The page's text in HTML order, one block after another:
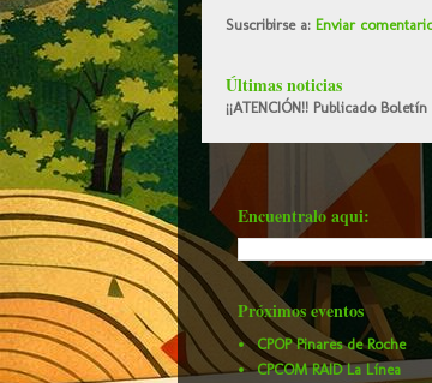
Suscribirse a: Enviar
Últimas noticias
¡¡ATENCIÓN!! Publicado
Encuentralo aqui:
Próximos eventos
CPOP Pinares de Roche
CPCOM RAID La Línea